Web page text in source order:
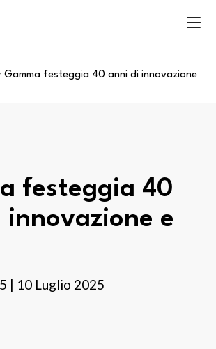
Gamma festeggia 40 anni di innovazione
festeggia 40
innovazione e
| 10 Luglio 2025